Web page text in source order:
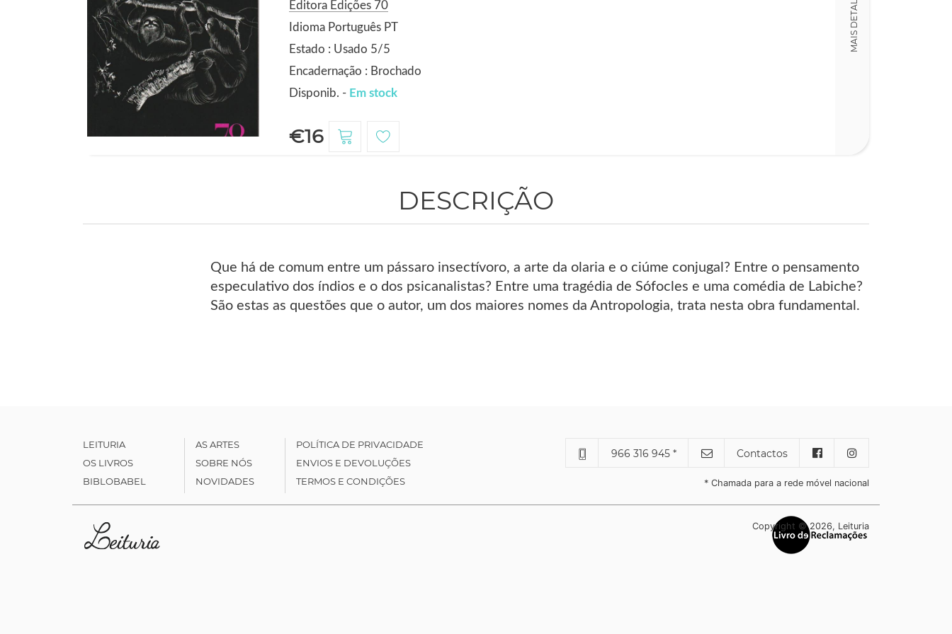
Editora Edições 70
Idioma Português PT
Estado : Usado 5/5
Encadernação : Brochado
Disponib. - Em stock
€16
MAIS DETALHES
DESCRIÇÃO
Que há de comum entre um pássaro insectívoro, a arte da olaria e o ciúme conjugal? Entre o pensamento
especulativo dos índios e o dos psicanalistas? Entre uma tragédia de Sófocles e uma comédia de Labiche?
São estas as questões que o autor, um dos maiores nomes da Antropologia, trata nesta obra fundamental.
LEITURIA
OS LIVROS
BIBLOBABEL
AS ARTES
SOBRE NÓS
NOVIDADES
POLÍTICA DE PRIVACIDADE
ENVIOS E DEVOLUÇÕES
TERMOS E CONDIÇÕES
966 316 945 * Contactos
* Chamada para a rede móvel nacional
Copyright © 2026, Leituria